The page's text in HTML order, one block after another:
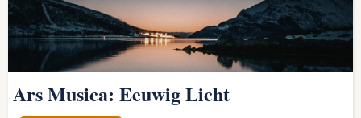
Ars Musica: Eeuwig Licht